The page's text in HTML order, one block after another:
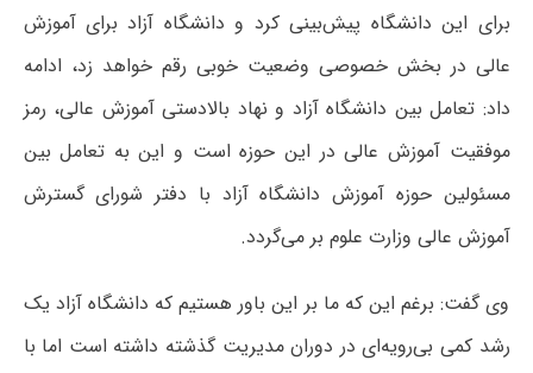
برای این دانشگاه پیش‌بینی کرد و دانشگاه آزاد برای آموزش
عالی در بخش خصوصی وضعیت خوبی رقم خواهد زد، ادامه
داد: تعامل بین دانشگاه آزاد و نهاد بالادستی آموزش عالی، رمز
موفقیت آموزش عالی در این حوزه است و این به تعامل بین
مسئولین حوزه آموزش دانشگاه آزاد با دفتر شورای گسترش
آموزش عالی وزارت علوم بر می‌گردد.
وی گفت: برغم این که ما بر این باور هستیم که دانشگاه آزاد یک
رشد کمی بی‌رویه‌ای در دوران مدیریت گذشته داشته است اما با